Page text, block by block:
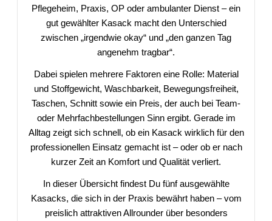
Pflegeheim, Praxis, OP oder ambulanter Dienst – ein
gut gewählter Kasack macht den Unterschied
zwischen „irgendwie okay“ und „den ganzen Tag
angenehm tragbar“.
Dabei spielen mehrere Faktoren eine Rolle: Material
und Stoffgewicht, Waschbarkeit, Bewegungsfreiheit,
Taschen, Schnitt sowie ein Preis, der auch bei Team-
oder Mehrfachbestellungen Sinn ergibt. Gerade im
Alltag zeigt sich schnell, ob ein Kasack wirklich für den
professionellen Einsatz gemacht ist – oder ob er nach
kurzer Zeit an Komfort und Qualität verliert.
In dieser Übersicht findest Du fünf ausgewählte
Kasacks, die sich in der Praxis bewährt haben – vom
preislich attraktiven Allrounder über besonders